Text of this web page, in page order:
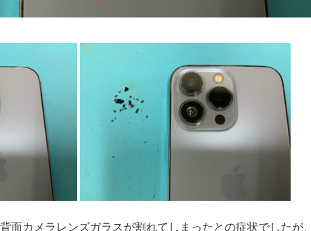
面カメラレンズガラスが割れてしまったとの症状でしたが、